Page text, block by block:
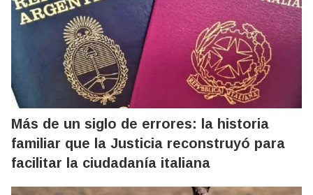
Más de un siglo de errores: la historia
familiar que la Justicia reconstruyó para
facilitar la ciudadanía italiana